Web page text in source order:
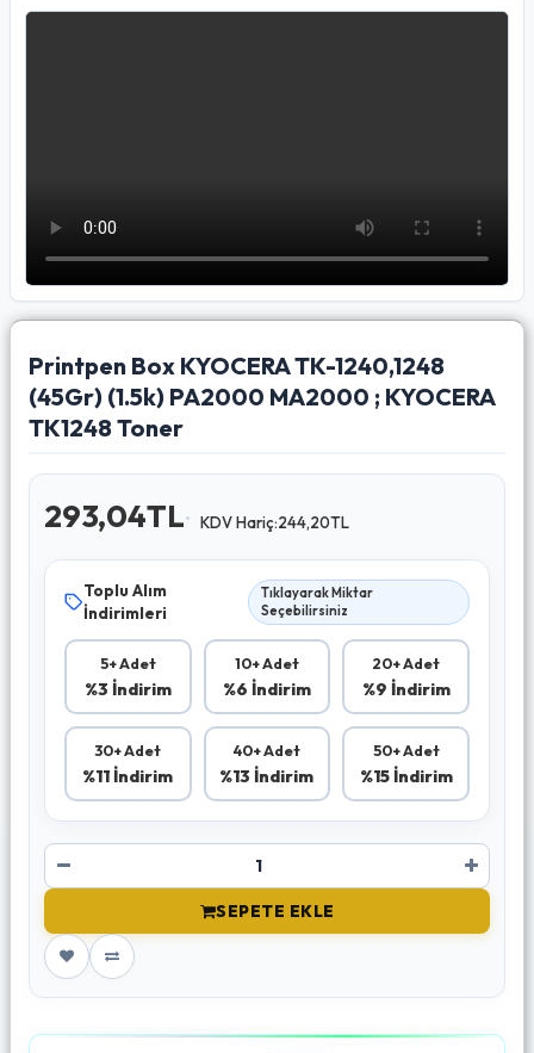
Printpen Box KYOCERA TK-1240,1248
(45Gr) (1.5k) PA2000 MA2000 ; KYOCERA
TK1248 Toner
293,04TL KDV Hariç:244,20TL
Toplu Alım
İndirimleri
Tıklayarak Miktar
Seçebilirsiniz
5+ Adet
%3 İndirim
10+ Adet
%6 İndirim
20+ Adet
%9 İndirim
30+ Adet
%11 İndirim
40+ Adet
%13 İndirim
50+ Adet
%15 İndirim
SEPETE EKLE